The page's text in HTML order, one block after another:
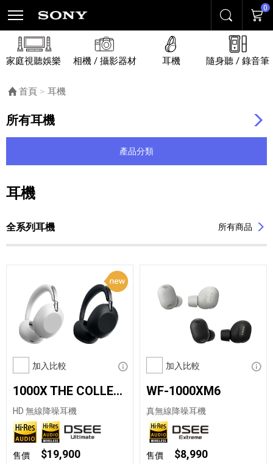
搜尋 購物
0
家庭視聽娛樂 相機 / 攝影器材 耳機 隨身聽 / 錄音筆
首頁 目前頁面：
耳機
所有耳機
產品分類
耳機
列表內容
全系列耳機 所有商品
加入比較 顯示資訊
1000X THE COLLEXION
HD 無線降噪耳機
售價 $19,900
加入比較 顯示
WF-1000XM6
真無線降噪耳機
售價 $8,990